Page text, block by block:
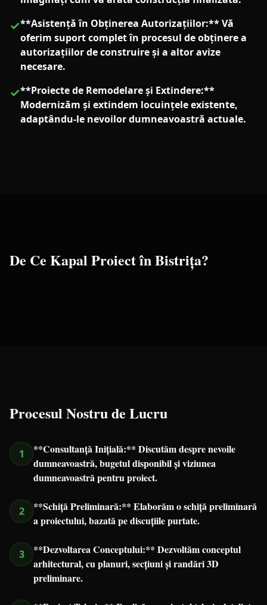
✓**Asistență în Obținerea Autorizațiilor:** Vă
oferim suport complet în procesul de obținere a
autorizațiilor de construire și a altor avize
necesare.
✓**Proiecte de Remodelare și Extindere:**
Modernizăm și extindem locuințele existente,
adaptându-le nevoilor dumneavoastră actuale.
De Ce Kapal Proiect înBistrița?
Procesul Nostru de Lucru
1
**Consultanță Inițială:** Discutăm despre nevoile
dumneavoastră, bugetul disponibil și viziunea
dumneavoastră pentru proiect.
2
**Schiță Preliminară:** Elaborăm o schiță preliminară
a proiectului, bazată pe discuțiile purtate.
3
**Dezvoltarea Conceptului:** Dezvoltăm conceptul
arhitectural, cu planuri, secțiuni și randări 3D
preliminare.